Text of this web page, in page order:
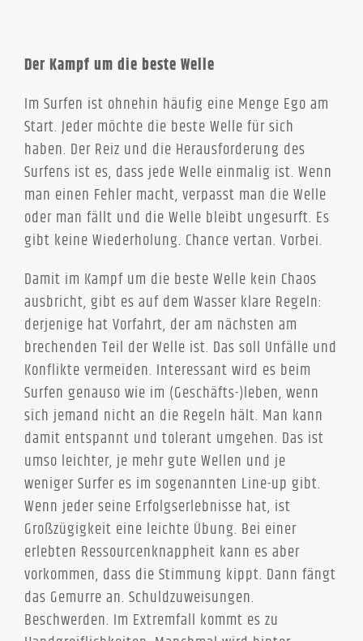
Der Kampf um die beste Welle
Im Surfen ist ohnehin häufig eine Menge Ego am
Start. Jeder möchte die beste Welle für sich
haben. Der Reiz und die Herausforderung des
Surfens ist es, dass jede Welle einmalig ist. Wenn
man einen Fehler macht, verpasst man die Welle
oder man fällt und die Welle bleibt ungesurft. Es
gibt keine Wiederholung. Chance vertan. Vorbei.
Damit im Kampf um die beste Welle kein Chaos
ausbricht, gibt es auf dem Wasser klare Regeln:
derjenige hat Vorfahrt, der am nächsten am
brechenden Teil der Welle ist. Das soll Unfälle und
Konflikte vermeiden. Interessant wird es beim
Surfen genauso wie im (Geschäfts-)leben, wenn
sich jemand nicht an die Regeln hält. Man kann
damit entspannt und tolerant umgehen. Das ist
umso leichter, je mehr gute Wellen und je
weniger Surfer es im sogenannten Line-up gibt.
Wenn jeder seine Erfolgserlebnisse hat, ist
Großzügigkeit eine leichte Übung. Bei einer
erlebten Ressourcenknappheit kann es aber
vorkommen, dass die Stimmung kippt. Dann fängt
das Gemurre an. Schuldzuweisungen.
Beschwerden. Im Extremfall kommt es zu